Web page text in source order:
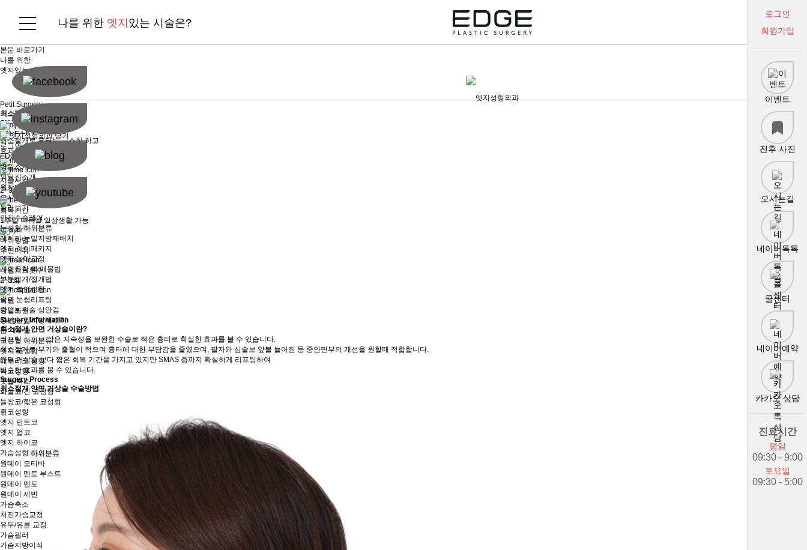
나를 위한 엣지 있는 시술은?
본문 바로가기
나를 위한
엣지 있는 시술은?
닫기
로그인 회원가입
EDGE소개
하위분류
병원소개
의료진소개
원장님 진료 일정
오시는 길
둘러보기
안전수술케어
눈성형 하위분류
레이저 눈밑지방재배치
엣지 아이패키지
엣지 눈매교정
자연유착 퀵 매몰법
부분절개/절개법
엣지 트임성형
중년 눈썹리프팅
중년눈수술 상안검
중년 눈밑지방재배치
눈 재수술
코성형 하위분류
엣지 코성형
매부리코 성형
복코성형
콧볼 축소
화살코/긴 코성형
들창코/짧은 코성형
휜코성형
엣지 민트코
엣지 업코
엣지 하이코
가슴성형 하위분류
원데이 모티바
원데이 멘토 부스트
원데이 멘토
원데이 세빈
가슴축소
처진가슴교정
유두/유륜 교정
가슴필러
가슴지방이식
Petit Surgery
최소절개 안면거상술
SHORT SCAR
FACE LIFT
최소절개로 흉터는 최소화 하고
효과는 확실하게
시술시간
2~3시간
회복기간
1주일다음날 일상생활 가능
마취방법
수면마취
내원치료횟수
2~3회
퇴원
당일퇴원
Surgery Information
최소절개 안면 거상술이란?
리프팅 시술의 짧은 지속성을 보완한 수술로 적은 흉터로 확실한 효과를 볼 수 있습니다.
최소절개로 부기와 출혈이 적으며 흉터에 대한 부담감을 줄였으며, 팔자와 심술보 앞볼 늘어짐 등 중안면부의 개선을 원할때 적합합니다.
안면 거상술 보다 짧은 회복 기간을 가지고 있지만 SMAS 층까지 확실하게 리프팅하여
비슷한 효과를 볼 수 있습니다.
Surgery Process
최소절개 안면 거상술 수술방법
로그인
회원가입
이벤트
전후 사진
오시는길
네이버톡톡
콜센터
네이버예약
카카오 상담
진료시간
평일
09:30 - 9:00
토요일
09:30 - 5:00